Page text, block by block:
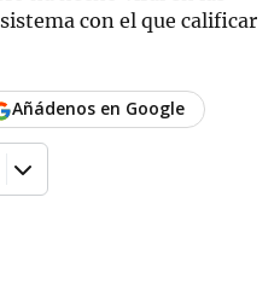
con el que calificar
Añádenos en Google